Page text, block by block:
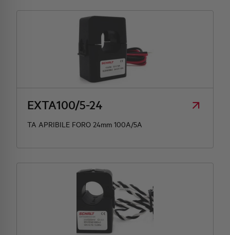
EXTA100/5-24
TA APRIBILE FORO 24mm 100A/5A